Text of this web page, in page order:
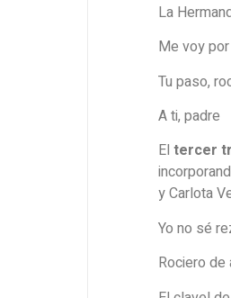
La
Me voy
Tu paso,
A ti, padre
El tercer
y Carlota
Yo no sé
Rociero de